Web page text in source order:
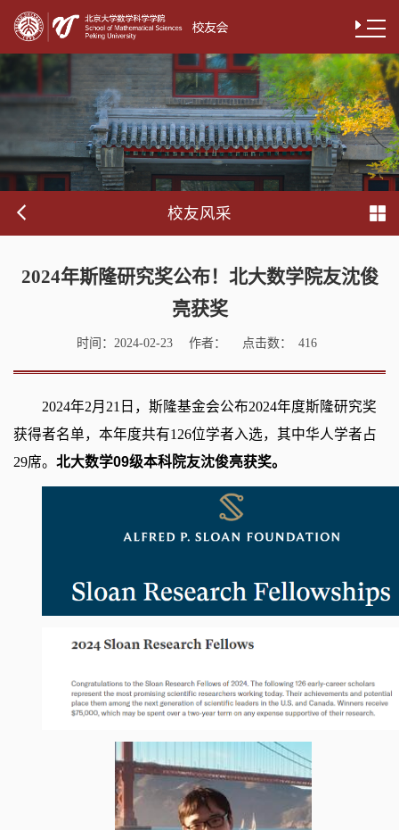
校友风采
2024年斯隆研究奖公布！北大数学院友沈俊
亮获奖
时间： 2024-02-23 作者： 点击数： 416
2024年2月21日，斯隆基金会公布2024年度斯隆研究奖
获得者名单，本年度共有126位学者入选，其中华人学者占
29席。 北大数学09级本科院友沈俊亮获奖。